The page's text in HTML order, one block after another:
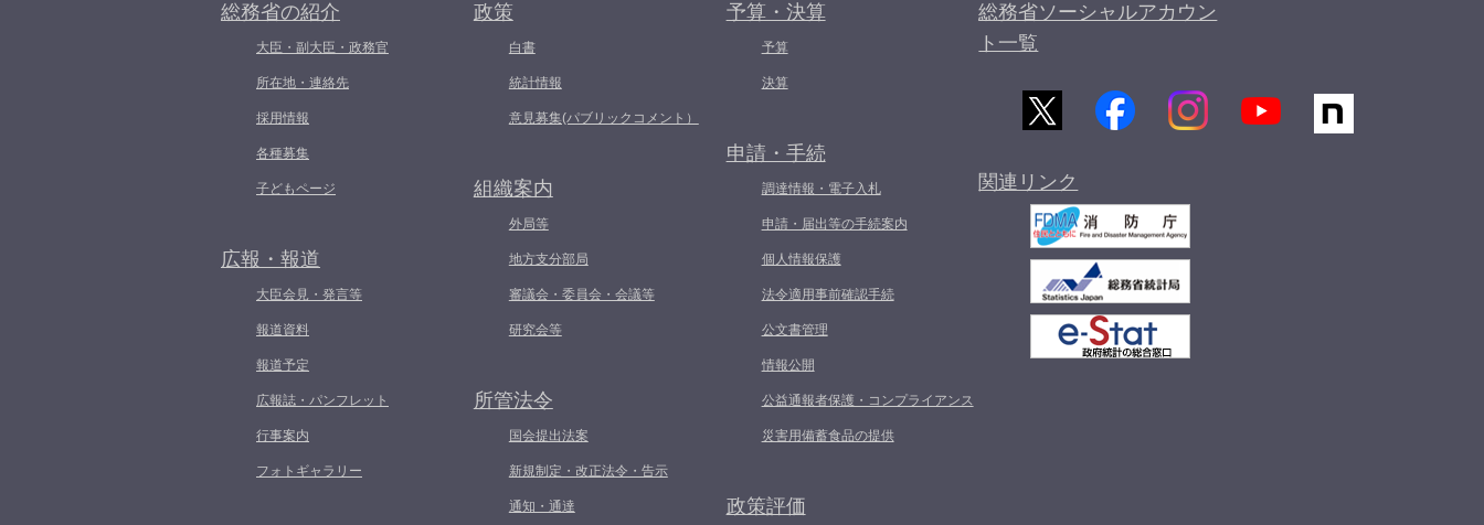
総務省の紹介
大臣・副大臣・政務官
所在地・連絡先
採用情報
各種募集
子どもページ
広報・報道
大臣会見・発言等
報道資料
報道予定
広報誌・パンフレット
行事案内
フォトギャラリー
政策
白書
統計情報
意見募集(パブリックコメント）
組織案内
外局等
地方支分部局
審議会・委員会・会議等
研究会等
所管法令
国会提出法案
新規制定・改正法令・告示
通知・通達
予算・決算
予算
決算
申請・手続
調達情報・電子入札
申請・届出等の手続案内
個人情報保護
法令適用事前確認手続
公文書管理
情報公開
公益通報者保護・コンプライアンス
災害用備蓄食品の提供
政策評価
総務省ソーシャルアカウン
ト一覧
関連リンク